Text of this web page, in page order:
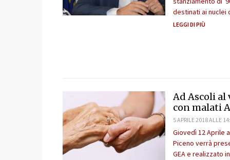
destinati ai nuclei
LEGGI DI PIÙ
Ad Ascoli
con malati
5 APRILE 2018 ALLE
Giovedì 12 Aprile
Piceno verrà
GEA e realizzato